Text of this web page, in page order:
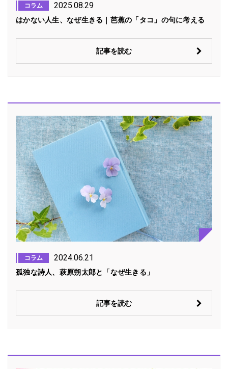
コラム 2025.08.29
はかない人生、なぜ生きる｜芭蕉の「タコ」の句に考える
記事を読む
コラム 2024.06.21
孤独な詩人、萩原朔太郎と「なぜ生きる」
記事を読む